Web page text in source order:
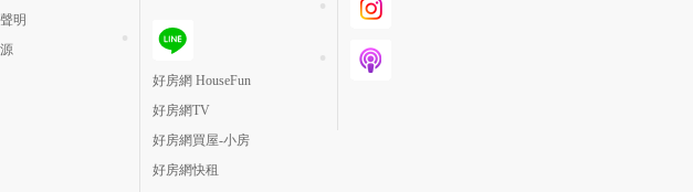
明
好房網 HouseFun
好房網TV
好房網買屋-小房
好房網快租